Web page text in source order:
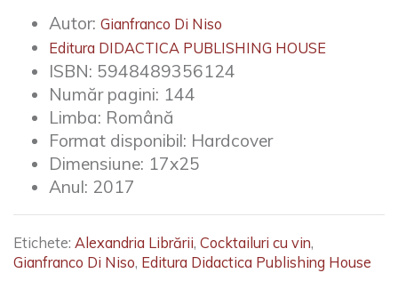
Autor: Gianfranco Di Niso
Editura DIDACTICA PUBLISHING HOUSE
ISBN: 5948489356124
Număr pagini: 144
Limba: Română
Format disponibil: Hardcover
Dimensiune: 17x25
Anul: 2017
Etichete: Alexandria Librării, Cocktailuri cu vin,
Gianfranco Di Niso, Editura Didactica Publishing House